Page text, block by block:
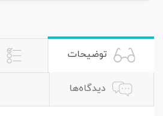
توضیحات
دیدگاه‌ها